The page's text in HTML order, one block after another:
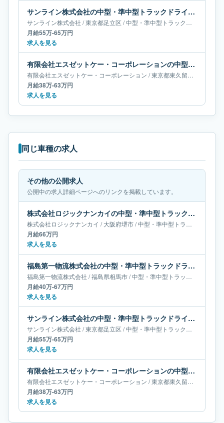
サンライン株式会社の中型・準中型トラックドライバー求人｜東京都足立区｜月給55万-65万円
サンライン株式会社 /東京都足立区 /中型・準中型トラックドライバー
月給55万-65万円
求人を見る
有限会社エスゼットケー・コーポレーションの中型・準中型トラックドライバー求人｜東京都東久留米市｜月給38万-63万円
有限会社エスゼットケー・コーポレーション /東京都東久留米市
月給38万-63万円
求人を見る
同じ車種の求人
その他の公開求人
公開中の求人詳細ページへのリンクを掲載しています。
株式会社ロジックナンカイの中型・準中型トラックドライバー求人｜大阪府堺市｜月給66万円
株式会社ロジックナンカイ /大阪府堺市/中型・準中型トラックドライバー
月給66万円
求人を見る
福島第一物流株式会社の中型・準中型トラックドライバー求人｜福島県相馬市｜月給40万-67万円
福島第一物流株式会社 /福島県相馬市/中型・準中型トラックドライバー
月給40万-67万円
求人を見る
サンライン株式会社の中型・準中型トラックドライバー求人｜東京都足立区｜月給55万-65万円
サンライン株式会社 /東京都足立区 /中型・準中型トラックドライバー
月給55万-65万円
求人を見る
有限会社エスゼットケー・コーポレーションの中型・準中型トラックドライバー求人｜東京都東久留米市｜月給38万-63万円
有限会社エスゼットケー・コーポレーション /東京都東久留米市
月給38万-63万円
求人を見る